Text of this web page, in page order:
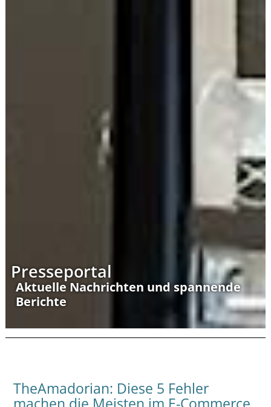
Presseportal
Aktuelle Nachrichten und spannende
Berichte
TheAmadorian: Diese 5 Fehler
machen die Meisten im E-Commerce